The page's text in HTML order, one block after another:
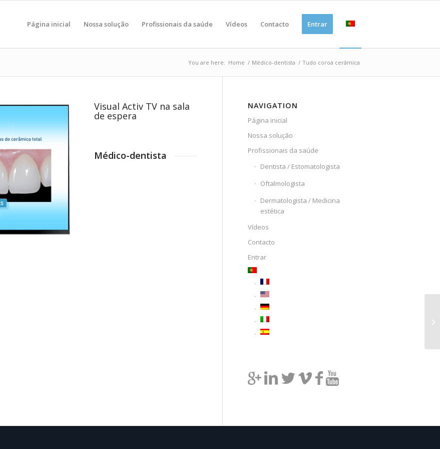
Página inicial Nossa solução Profissionais da saúde Vídeos Contacto Entrar
You are here: Home / Médico-dentista / Tudo coroa cerâmica
Visual Activ TV na sala
de espera
Médico-dentista
NAVIGATION
Página inicial
Nossa solução
Profissionais da saúde
Dentista / Estomatologista
Oftalmologista
Dermatologista / Medicina
estética
Vídeos
Contacto
Entrar